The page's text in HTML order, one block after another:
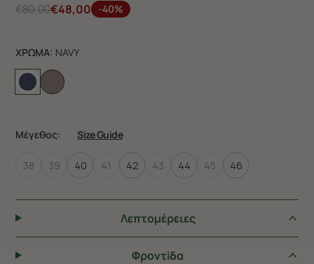
€80,00€48,00 -40%
ΧΡΩΜΑ: NAVY
Μέγεθος: Size Guide
38 39 40 41 42 43 44 45 46
Λεπτομέρειες
Φροντiδα